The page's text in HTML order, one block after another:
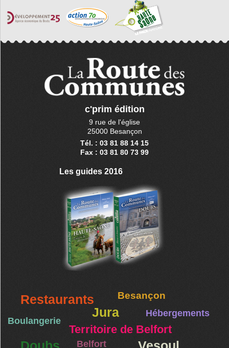
c'prim édition
9 rue de l'église
25000 Besançon
Tél. : 03 81 88 14 15
Fax : 03 81 80 73 99
Les guides 2016
Restaurants Besançon
Jura Hébergements
Boulangerie
Territoire de Belfort
Belfort